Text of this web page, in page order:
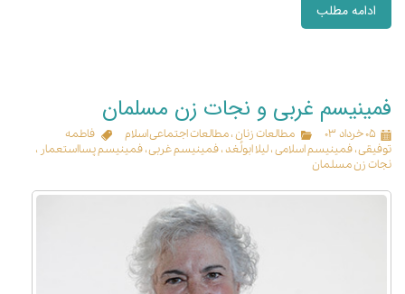
ادامه مطلب
فمینیسم غربی و نجات زن مسلمان
۰۵ خرداد ۰۳ مطالعات زنان،مطالعات اجتماعی اسلام
فاطمه
توفیقی،فمینیسم اسلامی،لیلا ابولُغد،فمینیسم غربی،فمینیسم پسااستعمار ،
نجات زن مسلمان